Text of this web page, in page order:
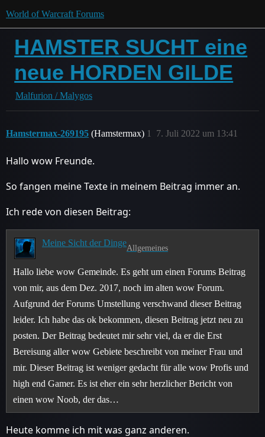
World of Warcraft Forums
HAMSTER SUCHT eine
neue HORDEN GILDE
Malfurion / Malygos
Hamstermax-269195 (Hamstermax) 7. Juli 2022 um 13:41
1
Hallo wow Freunde.
So fangen meine Texte in meinem Beitrag immer an.
Ich rede von diesen Beitrag:
Meine Sicht der Dinge
Allgemeines
Hallo liebe wow Gemeinde. Es geht um einen Forums Beitrag
von mir, aus dem Dez. 2017, noch im alten wow Forum.
Aufgrund der Forums Umstellung verschwand dieser Beitrag
leider. Ich habe das ok bekommen, diesen Beitrag jetzt neu zu
posten. Der Beitrag bedeutet mir sehr viel, da er die Erst
Bereisung aller wow Gebiete beschreibt von meiner Frau und
mir. Dieser Beitrag ist weniger gedacht für alle wow Profis und
high end Gamer. Es ist eher ein sehr herzlicher Bericht von
einen wow Noob, der das…
Heute komme ich mit was ganz anderen.